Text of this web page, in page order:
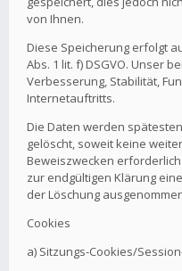
von Ihnen.
Diese Speicherung erfolgt
Abs. 1 lit. f) DSGVO. Unser
Verbesserung, Stabilität,
Internetauftritts.
Die Daten werden
gelöscht, soweit keine
Beweiszwecken
zur endgültigen Klärung
der Löschung
Cookies
a) Sitzungs-Cookies/